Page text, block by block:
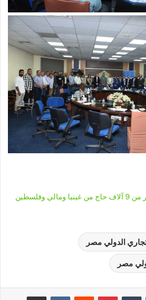
مصر للطيران تنقل أكثر من 9 آلاف حاج من غينيا ومالي وفلسطين
الدولي مصر
مصر
لينكدإن بينتيريست